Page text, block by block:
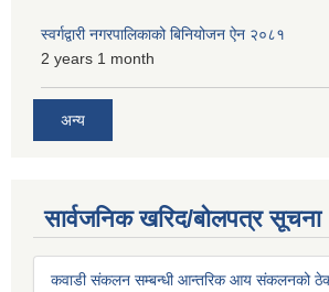
स्वर्गद्वारी नगरपालिकाको बिनियोजन ऐन २०८१
2 years 1 month
अन्य
सार्वजनिक खरिद/बोलपत्र सूचना
कवाडी संकलन सम्बन्धी आन्तरिक आय संकलनको